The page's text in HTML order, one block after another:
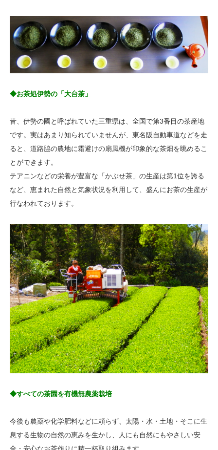
◆お茶処伊勢の「大台茶」
昔、伊勢の國と呼ばれていた三重県は、全国で第3番目の茶産地
です。実はあまり知られていませんが、東名阪自動車道などを走
ると、道路脇の農地に霜避けの扇風機が印象的な茶畑を眺めるこ
とができます。
テアニンなどの栄養が豊富な「かぶせ茶」の生産は第1位を誇る
など、恵まれた自然と気象状況を利用して、盛んにお茶の生産が
行なわれております。
◆すべての茶園を有機無農薬栽培
今後も農薬や化学肥料などに頼らず、太陽・水・土地・そこに生
息する生物の自然の恵みを生かし、人にも自然にもやさしい安